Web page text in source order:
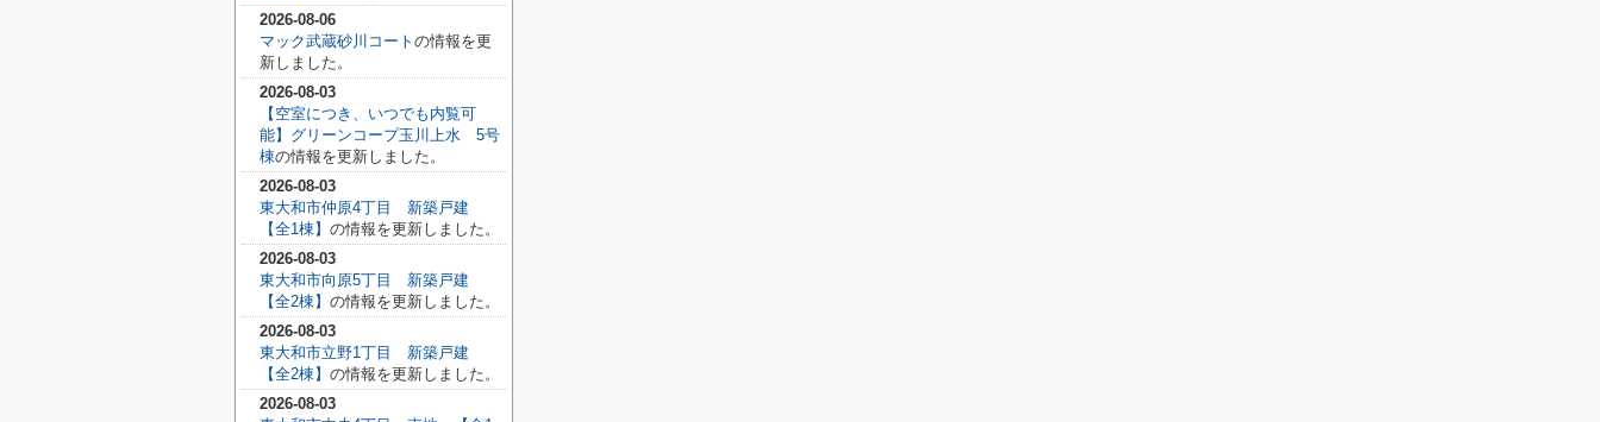
2026-08-06
マック武蔵砂川コート の情報を更
新しました。
2026-08-03
【空室につき、いつでも内覧可
能】グリーンコープ玉川上水 5号
棟の情報を更新しました。
2026-08-03
東大和市仲原4丁目 新築戸建
【全1棟】 の情報を更新しました。
2026-08-03
東大和市向原5丁目 新築戸建
【全2棟】 の情報を更新しました。
2026-08-03
東大和市立野1丁目 新築戸建
【全2棟】 の情報を更新しました。
2026-08-03